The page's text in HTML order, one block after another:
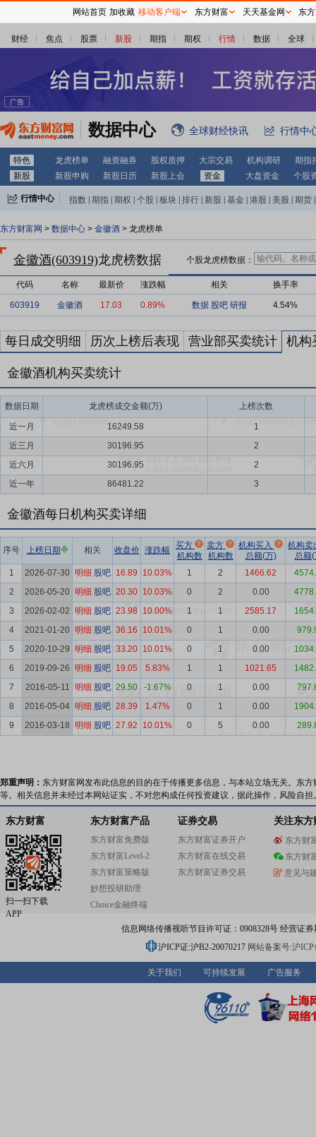
财经 焦点 股票 新股 期指 期权 行情 数据 全球
数据中心 全球财经快讯 行情中
特色 龙虎榜单 融资融券 股权质押 大宗交易 机构调研
期指
新股
新股申购 新股日历 新股上会 资金 大盘资金 个股
行情中心 指数 期指 期权 个股 板块 排行 新股 基金 港股 美股 期货
东方财富网 > 数据中心 > 金徽酒 > 龙虎榜单
金徽酒(603919)龙虎榜数据 个股龙虎榜数据：
代码 名称 最新价 涨跌幅 相关 换手率
603919 金徽酒 17.03 0.89% 数据 股吧 研报 4.54%
每日成交明细 历次上榜后表现 营业部买卖统计 机构
金徽酒机构买卖统计
数据日期 龙虎榜成交金额(万) 上榜次数
近一月 16249.58
1
近三月
30196.95
2
近六月
30196.95
2
近一年
86481.22 3
金徽酒每日机构买卖详细
序号 上榜日期 相关 收盘价 涨跌幅
买方
机构数
卖方
机构数
机构买入
总额(万)
机构
总额(
1
2026-07-30 明细 股吧 16.89 10.03% 1 2 1466.62
2
2026-05-20 明细 股吧 20.30 10.03% 0 2 0.00
3
2026-02-02 明细 股吧 23.98 10.00% 1 1 2585.17
4
2021-01-20 明细 股吧 36.16 10.01% 0 1 0.00
5
2020-10-29 明细 股吧 33.20 10.01% 0 1 0.00
6
2019-09-26 明细 股吧 19.05 5.83% 1 1 1021.65
7
2016-05-11 明细 股吧 29.50 -1.67% 0 1 0.00
8
2016-05-04 明细 股吧 28.39 1.47% 0 1 0.00
9
2016-03-18 明细 股吧 27.92 10.01% 0 5 0.00
郑重声明： 东方财富网发布此信息的目的在于传播更多信息，与本站立场无关。东
等。相关信息并未经过本网站证实，不对您构成任何投资建议，据此操作，风险自担
网站首页 加收藏 移动客户端 东方财富 天天基金网 东